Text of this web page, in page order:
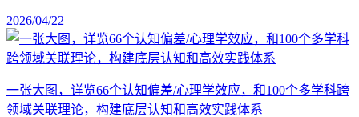
2026/04/22
一张大图，详览66个认知偏差/心理学效应，和100个多学科跨
领域关联理论，构建底层认知和高效实践体系